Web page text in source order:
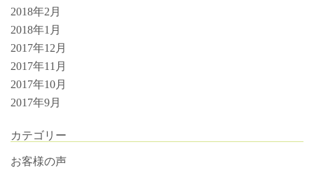
2018年2月
2018年1月
2017年12月
2017年11月
2017年10月
2017年9月
カテゴリー
お客様の声